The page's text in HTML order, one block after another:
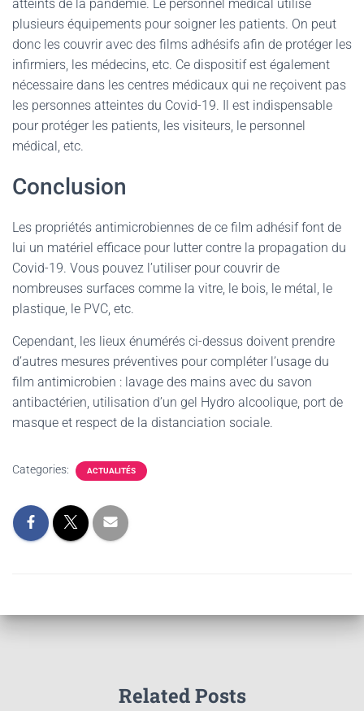
atteints de la pandémie. Le personnel médical utilise
plusieurs équipements pour soigner les patients. On peut
donc les couvrir avec des films adhésifs afin de protéger les
infirmiers, les médecins, etc. Ce dispositif est également
nécessaire dans les centres médicaux qui ne reçoivent pas
les personnes atteintes du Covid-19. Il est indispensable
pour protéger les patients, les visiteurs, le personnel
médical, etc.
Conclusion
Les propriétés antimicrobiennes de ce film adhésif font de
lui un matériel efficace pour lutter contre la propagation du
Covid-19. Vous pouvez l’utiliser pour couvrir de
nombreuses surfaces comme la vitre, le bois, le métal, le
plastique, le PVC, etc.
Cependant, les lieux énumérés ci-dessus doivent prendre
d’autres mesures préventives pour compléter l’usage du
film antimicrobien : lavage des mains avec du savon
antibactérien, utilisation d’un gel Hydro alcoolique, port de
masque et respect de la distanciation sociale.
Categories: ACTUALITÉS
Related Posts